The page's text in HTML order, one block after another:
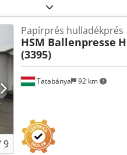
9
Tatabánya 92 km
Papírprés hulladékprés
HSM Ballenpresse
(3395)